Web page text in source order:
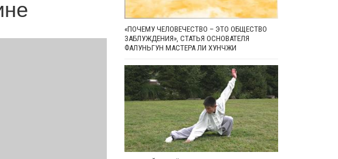
«ПОЧЕМУ ЧЕЛОВЕЧЕСТВО – ЭТО ОБЩЕСТВО
ЗАБЛУЖДЕНИЯ», СТАТЬЯ ОСНОВАТЕЛЯ
ФАЛУНЬГУН МАСТЕРА ЛИ ХУНЧЖИ